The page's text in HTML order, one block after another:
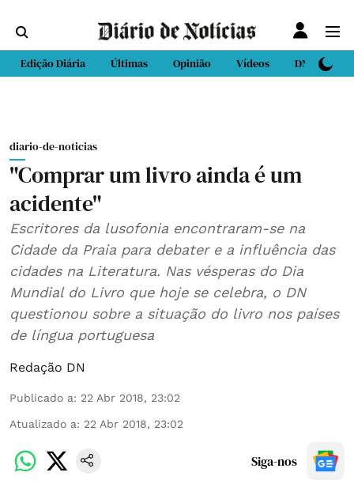
Edição Diária Últimas Opinião Vídeos DN Sport
diario-de-noticias
"Comprar um livro ainda é um
acidente"
Escritores da lusofonia encontraram-se na
Cidade da Praia para debater e a influência das
cidades na Literatura. Nas vésperas do Dia
Mundial do Livro que hoje se celebra, o DN
questionou sobre a situação do livro nos países
de língua portuguesa
Redação DN
Publicado a: 22 Abr 2018, 23:02
Atualizado a: 22 Abr 2018, 23:02
Siga-nos